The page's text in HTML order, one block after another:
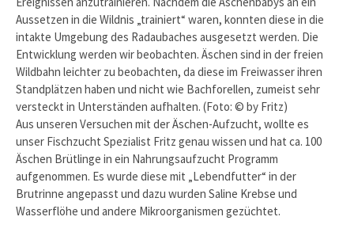
Aussetzen in die Wildnis „trainiert“ waren, konnten diese in die
intakte Umgebung des Radaubaches ausgesetzt werden. Die
Entwicklung werden wir beobachten. Äschen sind in der freien
Wildbahn leichter zu beobachten, da diese im Freiwasser ihren
Standplätzen haben und nicht wie Bachforellen, zumeist sehr
versteckt in Unterständen aufhalten. (Foto: © by Fritz)
Aus unseren Versuchen mit der Äschen-Aufzucht, wollte es
unser Fischzucht Spezialist Fritz genau wissen und hat ca. 100
Äschen Brütlinge in ein Nahrungsaufzucht Programm
aufgenommen. Es wurde diese mit „Lebendfutter“ in der
Brutrinne angepasst und dazu wurden Saline Krebse und
Wasserflöhe und andere Mikroorganismen gezüchtet.